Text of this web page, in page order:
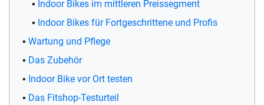
Indoor Bikes im mittleren Preissegment
Indoor Bikes für Fortgeschrittene und Profis
Wartung und Pflege
Das Zubehör
Indoor Bike vor Ort testen
Das Fitshop-Testurteil